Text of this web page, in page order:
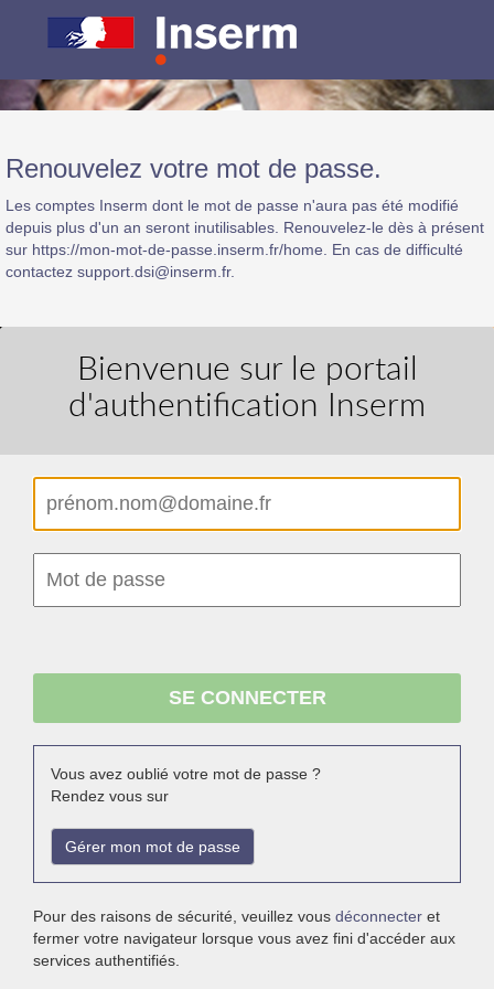
Renouvelez votre mot de passe.
Les comptes Inserm dont le mot de passe n'aura pas été modifié
depuis plus d'un an seront inutilisables. Renouvelez-le dès à présent
sur https://mon-mot-de-passe.inserm.fr/home. En cas de difficulté
contactez support.dsi@inserm.fr.
Bienvenue sur le portail
d'authentification Inserm
Vous avez oublié votre mot de passe ?
Rendez vous sur
Gérer mon mot de passe
Pour des raisons de sécurité, veuillez vous déconnecter et
fermer votre navigateur lorsque vous avez fini d'accéder aux
services authentifiés.